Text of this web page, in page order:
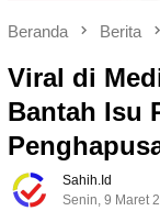
Beranda Berita
Viral di
Bantah Isu
Sahih.id
Senin, 9 Maret